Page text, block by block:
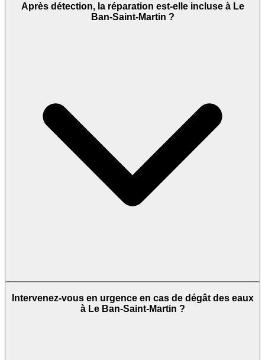
Après détection, la réparation est-elle incluse à Le
Ban-Saint-Martin ?
Intervenez-vous en urgence en cas de dégât des eaux
à Le Ban-Saint-Martin ?